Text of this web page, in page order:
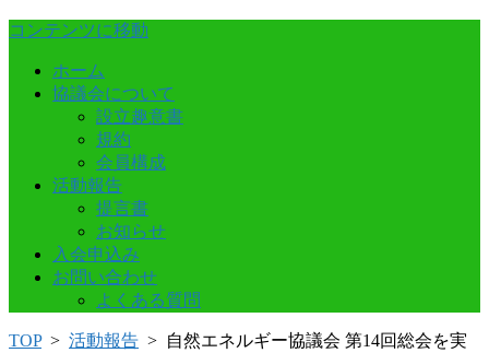
コンテンツに移動
ホーム
協議会について
設立趣意書
規約
会員構成
活動報告
提言書
お知らせ
入会申込み
お問い合わせ
よくある質問
TOP> 活動報告 > 自然エネルギー協議会 第14回総会を実